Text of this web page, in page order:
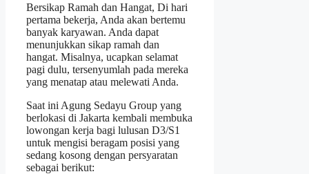
Bersikap Ramah dan Hangat, Di hari
pertama bekerja, Anda akan bertemu
banyak karyawan. Anda dapat
menunjukkan sikap ramah dan
hangat. Misalnya, ucapkan selamat
pagi dulu, tersenyumlah pada mereka
yang menatap atau melewati Anda.
Saat ini Agung Sedayu Group yang
berlokasi di Jakarta kembali membuka
lowongan kerja bagi lulusan D3/S1
untuk mengisi beragam posisi yang
sedang kosong dengan persyaratan
sebagai berikut: